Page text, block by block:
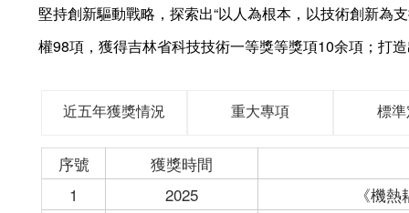
堅持創新驅動戰略，探索出“以人為根本，以技術創新為
權98項，獲得吉林省科技技術一等獎等獎項10余項；打
近五年獲獎情況 重大專項 標
序號
獲獎時間
1
2025
《機